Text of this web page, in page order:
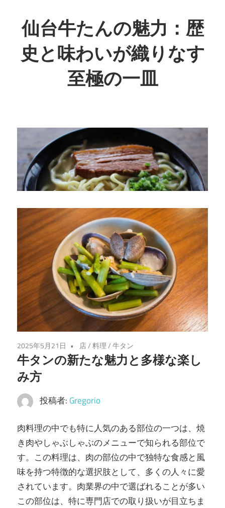
ン
テ
ン
ツ
仙台牛たんの魅力：歴
史と味わいが織りなす
至極の一皿
が
く、
至
の
わ
い
を
あ
な
た
に。
仙
台
の
力
堪
能
し
よ
う！
2025年5月21日 店/料理/牛タン
牛タンの新たな魅力と多様な楽し
み方
投稿者: Gregorio
肉料理の中でも特に人気のある部位の一つは、焼
き肉やしゃぶしゃぶのメニューで知られる部位で
す。 この料理は、肉の部位の中で独特な食感と風
味を持つ特徴的な選択肢として、多くの人々に愛
されています。肉業界の中で選ばれることが多い
この部位は、特に専門店での取り扱いが目立ちま